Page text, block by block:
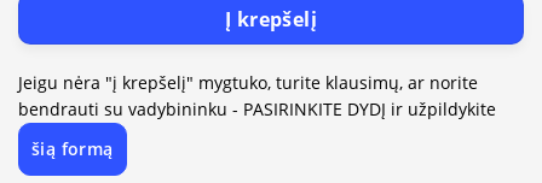
Į krepšelį
Jeigu nėra "į krepšelį" mygtuko, turite klausimų, ar norite
bendrauti su vadybininku - PASIRINKITE DYDĮ ir užpildykite
šią formą